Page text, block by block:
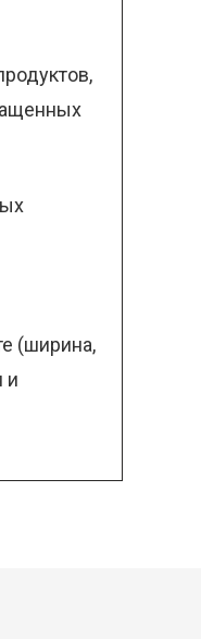
(ширина,
и